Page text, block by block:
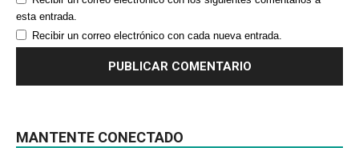
esta entrada.
Recibir un correo electrónico con cada nueva entrada.
MANTENTE CONECTADO